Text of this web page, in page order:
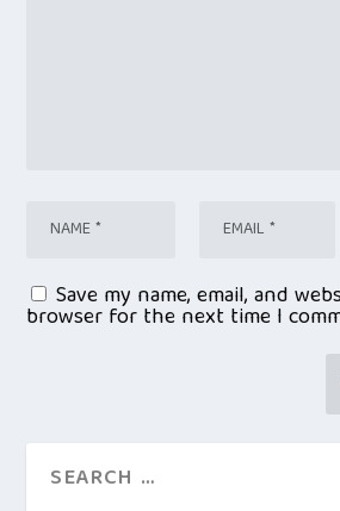
Save my name, email, and
browser for the next time I